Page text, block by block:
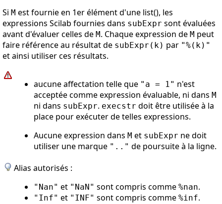
Si M est fournie en 1er élément d'une list(), les
expressions Scilab fournies dans subExpr sont évaluées
avant d'évaluer celles de M. Chaque expression de M peut
faire référence au résultat de subExpr(k) par "%(k)"
et ainsi utiliser ces résultats.
aucune affectation telle que "a = 1" n'est
acceptée comme expression évaluable, ni dans M
ni dans subExpr. execstr doit être utilisée à la
place pour exécuter de telles expressions.
Aucune expression dans M et subExpr ne doit
utiliser une marque ".." de poursuite à la ligne.
Alias autorisés :
"Nan" et "NaN" sont compris comme %nan.
"Inf" et "INF" sont compris comme %inf.